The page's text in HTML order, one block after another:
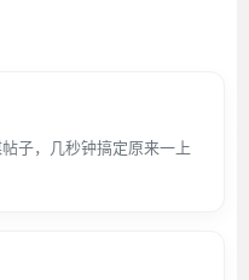
子，几秒钟搞定原来一上